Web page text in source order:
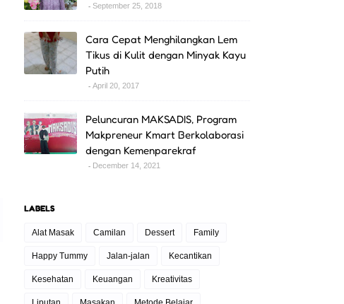
September 25, 2018
Cara Cepat Menghilangkan Lem
Tikus di Kulit dengan Minyak Kayu
Putih
April 20, 2017
Peluncuran MAKSADIS, Program
Makpreneur Kmart Berkolaborasi
dengan Kemenparekraf
December 14, 2021
LABELS
Alat Masak Camilan Dessert Family
Happy Tummy Jalan-jalan Kecantikan
Kesehatan Keuangan Kreativitas